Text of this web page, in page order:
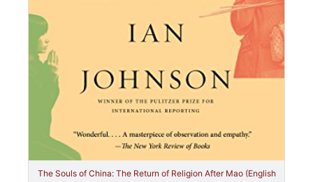
The Souls of China: The Return of Religion After Mao (English